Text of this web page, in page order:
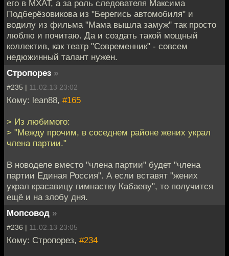
его в МХАТ, а за роль следователя Максима
Подберёзовикова из "Берегись автомобиля" и
водилу из фильма "Мама вышла замуж" так просто
люблю и почитаю. Да и создать такой мощный
коллектив, как театр "Современник" - совсем
недюжинный талант нужен.
Стропорез »
#235 | 11.02.13 23:02
Кому: lean88, #165
> Из любимого:
> "Между прочим, в соседнем районе жених украл
члена партии."
В новоделе вместо "члена партии" будет "члена
партии Единая Россия". А если вставят "жених
украл красавицу гимнастку Кабаеву", то получится
ещё и на злобу дня.
Мопсовод »
#236 | 11.02.13 23:05
Кому: Стропорез, #234